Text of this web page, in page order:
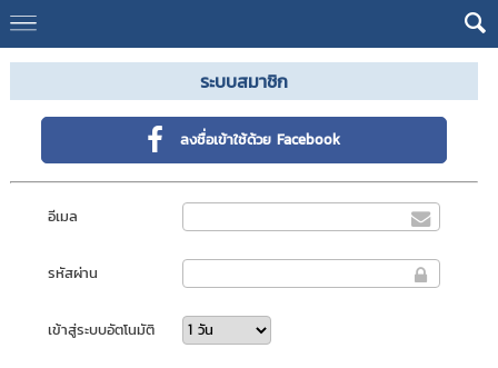
ระบบสมาชิก
ลงชื่อเข้าใช้ด้วย Facebook
อีเมล
รหัสผ่าน
เข้าสู่ระบบอัตโนมัติ